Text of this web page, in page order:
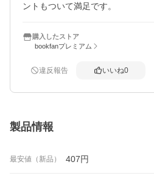
ントもついて満足です。
購入したストア
bookfanプレミアム
違反報告 いいね0
製品情報
最安値（新品） 407円